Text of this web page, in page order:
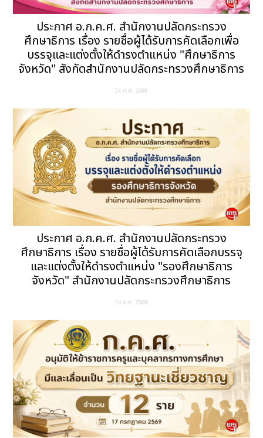
ประกาศ อ.ก.ค.ศ. สำนักงานปลัดกระทรวง
ศึกษาธิการ เรื่อง รายชื่อผู้ได้รับการคัดเลือกเพื่อ
บรรจุและแต่งตั้งให้ดำรงตำแหน่ง "ศึกษาธิการ
จังหวัด" สังกัดสำนักงานปลัดกระทรวงศึกษาธิการ
24 ก.ค. 2569
ประกาศ อ.ก.ค.ศ. สำนักงานปลัดกระทรวง
ศึกษาธิการ เรื่อง รายชื่อผู้ได้รับการคัดเลือกบรรจุ
และแต่งตั้งให้ดำรงตำแหน่ง "รองศึกษาธิการ
จังหวัด" สำนักงานปลัดกระทรวงศึกษาธิการ
24 ก.ค. 2569